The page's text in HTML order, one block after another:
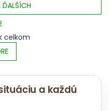
celkom
a každú